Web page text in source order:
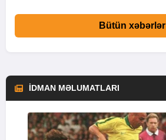
Bütün xəbərlər
İDMAN MƏLUMATLARI